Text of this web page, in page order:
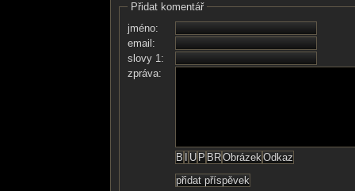
Přidat komentář
jméno:
email:
slovy 1:
zpráva: